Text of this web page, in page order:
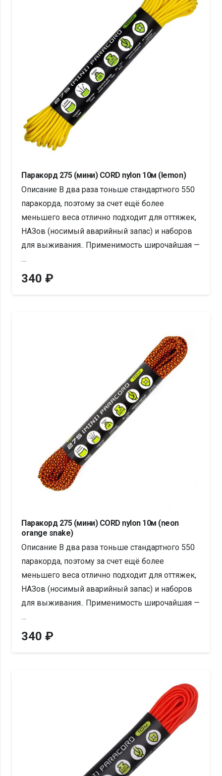
Паракорд 275 (мини) CORD nylon 10м (lemon)
Описание В два раза тоньше стандартного 550
паракорда, поэтому за счет ещё более
меньшего веса отлично подходит для оттяжек,
НАЗов (носимый аварийный запас) и наборов
для выживания.. Применимость широчайшая —
…
340₽
Паракорд 275 (мини) CORD nylon 10м (neon
orange snake)
Описание В два раза тоньше стандартного 550
паракорда, поэтому за счет ещё более
меньшего веса отлично подходит для оттяжек,
НАЗов (носимый аварийный запас) и наборов
для выживания.. Применимость широчайшая —
…
340₽